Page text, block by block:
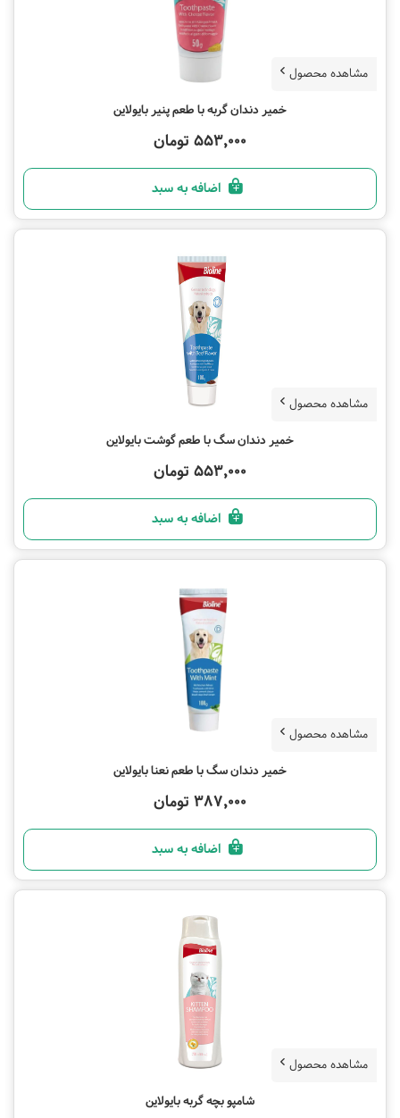
مشاهده محصول
خمیر دندان گربه با طعم پنیر بایولاین
553,000 تومان
اضافه به سبد
مشاهده محصول
خمیر دندان سگ با طعم گوشت بایولاین
553,000 تومان
اضافه به سبد
مشاهده محصول
خمیر دندان سگ با طعم نعنا بایولاین
387,000 تومان
اضافه به سبد
مشاهده محصول
شامپو بچه گربه بایولاین